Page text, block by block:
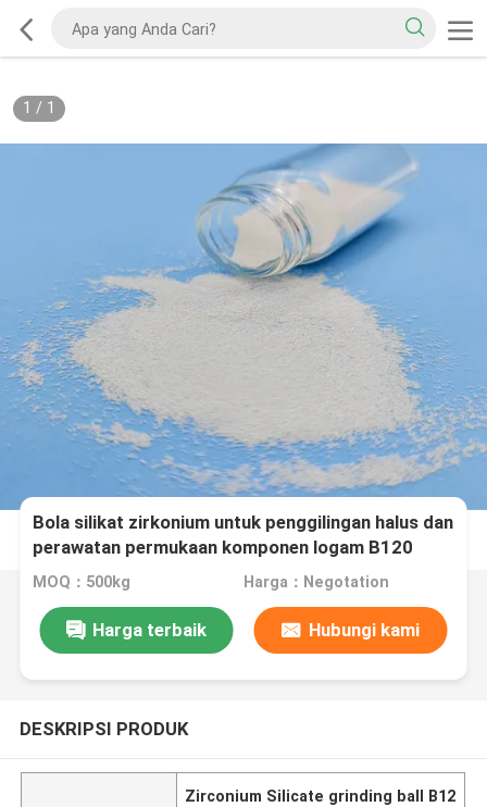
1 / 1
Bola silikat zirkonium untuk penggilingan halus dan
perawatan permukaan komponen logam B120
MOQ：500kg Harga：Negotation
Harga terbaik Hubungi kami
DESKRIPSI PRODUK
Zirconium Silicate grinding ball B12